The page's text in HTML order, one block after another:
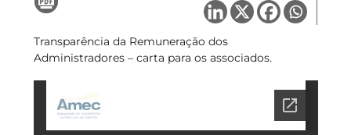
Transparência da Remuneração dos
Administradores – carta para os associados.